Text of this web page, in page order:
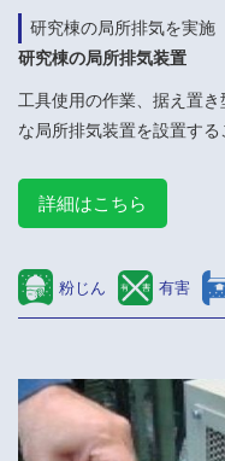
研究棟の局所排気を実施
研究棟の局所排気装置
工具使用の作業、据え置
な局所排気装置を設置する
詳細はこちら
粉じん 有害